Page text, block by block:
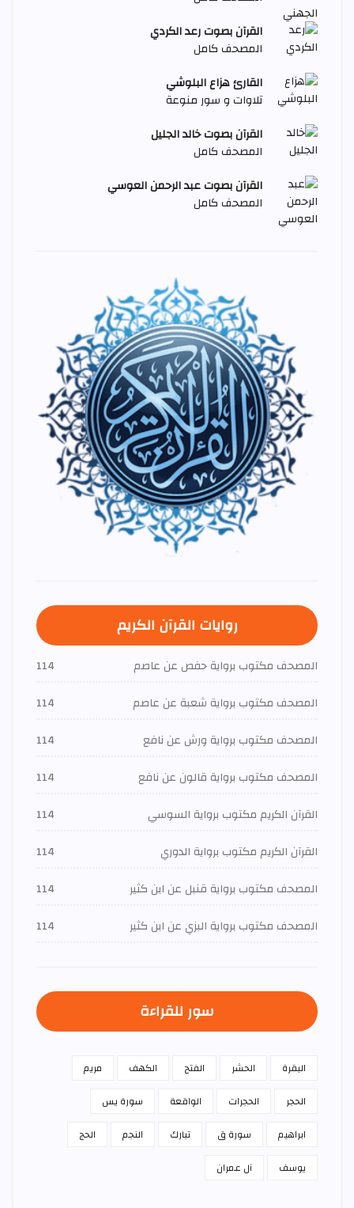
القرآن بصوت رعد الكردي
المصحف كامل
القارئ هزاع البلوشي
تلاوات و سور منوعة
القرآن بصوت خالد الجليل
المصحف كامل
القرآن بصوت عبد الرحمن العوسي
المصحف كامل
روايات القرآن الكريم
المصحف مكتوب برواية حفص عن عاصم
114
المصحف مكتوب برواية شعبة عن عاصم
114
المصحف مكتوب برواية ورش عن نافع
114
المصحف مكتوب برواية قالون عن نافع
114
القرآن الكريم مكتوب برواية السوسي
114
القرآن الكريم مكتوب برواية الدوري
114
المصحف مكتوب برواية قنبل عن ابن كثير
114
المصحف مكتوب برواية البزي عن ابن كثير
114
سور للقراءة
البقرة الحشر الفتح الكهف
مريم
الحجر
الحجرات الواقعة
سورة يس
ابراهيم
سورة ق تبارك النجم
الحج
يوسف
آل عمران